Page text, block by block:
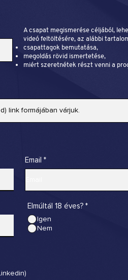
A csapat megismerése céljából,
videó feltöltésére, az alábbi
csapattagok bemutatása,
megoldás rövid ismertetése,
miért szeretnétek részt venni a
Email
Elmúltál 18 éves? *
Igen
Nem